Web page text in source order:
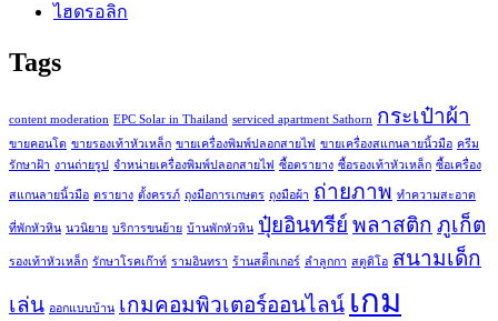
ไฮดรอลิก
Tags
content moderation EPC Solar in Thailand serviced apartment Sathorn กระเป๋าผ้า
ขายคอนโด ขายรองเท้าหัวเหล็ก ขายเครื่องพิมพ์ปลอกสายไฟ ขายเครื่องสแกนลายนิ้วมือ ครีม
รักษาฝ้า งานถ่ายรูป จำหน่ายเครื่องพิมพ์ปลอกสายไฟ ซื้อตรายาง ซื้อรองเท้าหัวเหล็ก ซื้อเครื่อง
สแกนลายนิ้วมือ ตรายาง ตั้งครรภ์ ถุงมือการเกษตร ถุงมือผ้า ถ่ายภาพ ทำความสะอาด
ที่พักหัวหิน นวนิยาย บริการขนย้าย บ้านพักหัวหิน ปุ๋ยอินทรีย์ พลาสติก ภูเก็ต
รองเท้าหัวเหล็ก รักษาโรคเก๊าท์ รามอินทรา ร้านสติีกเกอร์ ลำลูกกา สตูดิโอ สนามเด็ก
เล่น ออกแบบบ้าน เกมคอมพิวเตอร์ออนไลน์ เกม